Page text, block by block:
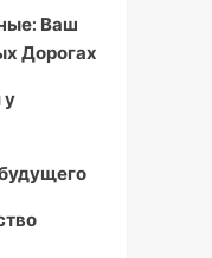
Ваш
Дорогах
у